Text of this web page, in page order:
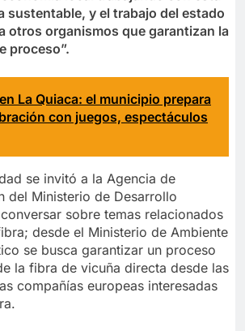
sustentable, y el trabajo del estado
otros organismos que garantizan la
proceso”.
La Quiaca: el municipio prepara
con juegos, espectáculos
se invitó a la Agencia de
del Ministerio de Desarrollo
sobre temas relacionados
desde el Ministerio de Ambiente
se busca garantizar un proceso
la fibra de vicuña directa desde las
compañías europeas interesadas